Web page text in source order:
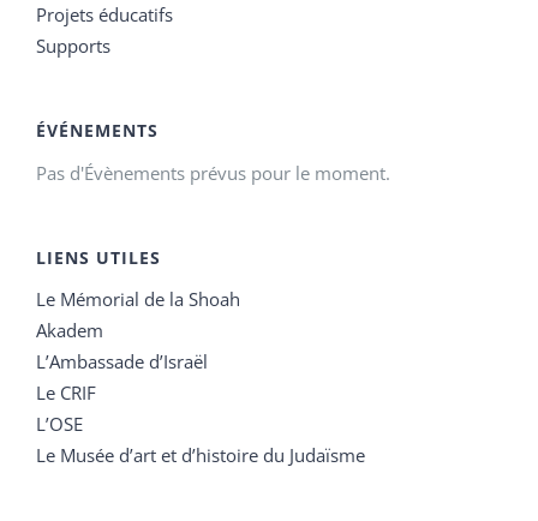
Projets éducatifs
Supports
ÉVÉNEMENTS
Pas d'Évènements prévus pour le moment.
LIENS UTILES
Le Mémorial de la Shoah
Akadem
L’Ambassade d’Israël
Le CRIF
L’OSE
Le Musée d’art et d’histoire du Judaïsme